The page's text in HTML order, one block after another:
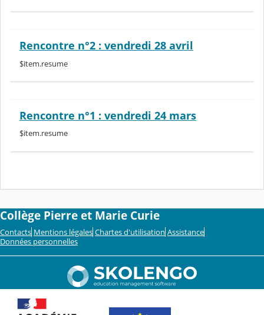
Rencontre n°2 : vendredi 28 avril
$item.resume
Rencontre n°1 : vendredi 24 mars
$item.resume
Collège Pierre et Marie Curie
Contacts Mentions légales Chartes d'utilisation Assistance
Données personnelles